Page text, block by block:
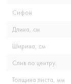
Сифон
Длина, см
Ширина, см
Слив по центру
Толщина листа, мм